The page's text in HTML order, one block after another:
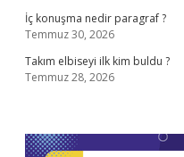
İç konuşma nedir paragraf ?
Temmuz 30, 2026
Takım elbiseyi ilk kim buldu ?
Temmuz 28, 2026